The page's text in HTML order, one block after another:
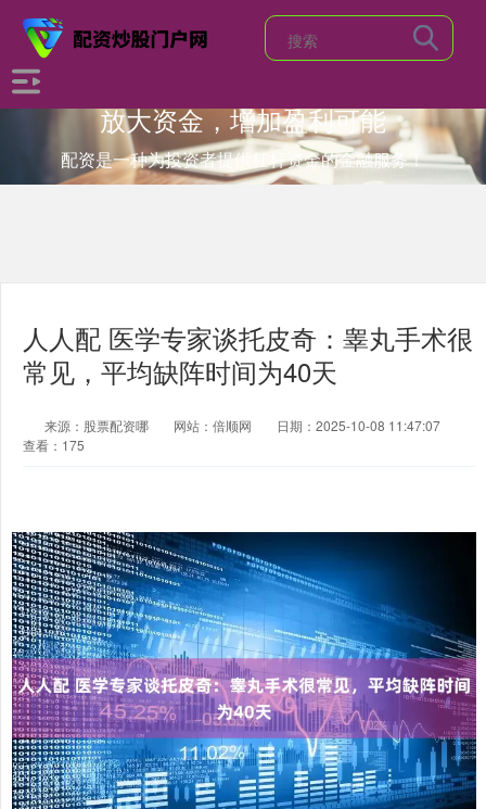
放大资金，增加盈利可能
配资是一种为投资者提供杠杆资金的金融服务！
人人配 医学专家谈托皮奇：睾丸手术很
常见，平均缺阵时间为40天
来源：股票配资哪 网站：倍顺网
日期：2025-10-08 11:47:07
查看：175